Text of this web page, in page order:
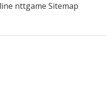
nttgame Sitemap